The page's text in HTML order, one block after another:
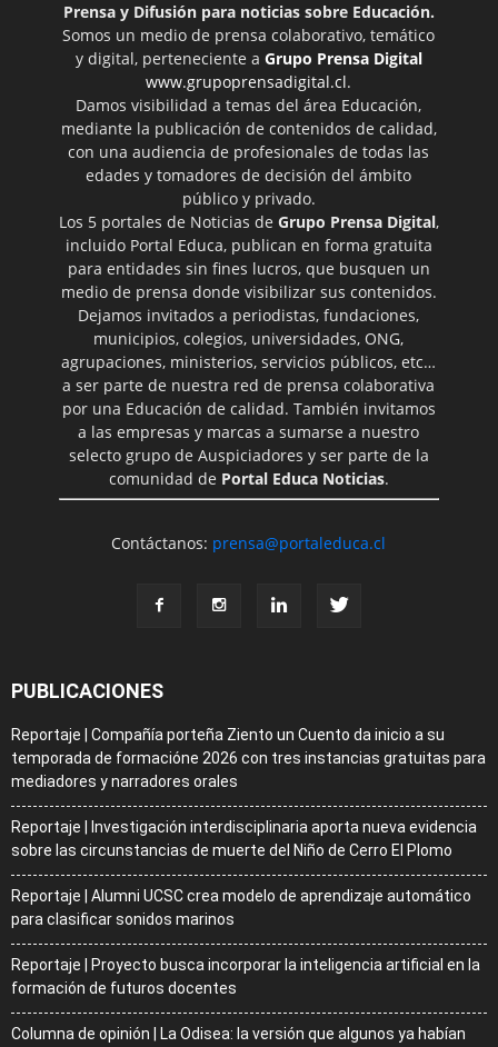
Prensa y Difusión para noticias sobre Educación.
Somos un medio de prensa colaborativo, temático
y digital, perteneciente a Grupo Prensa Digital
www.grupoprensadigital.cl.
Damos visibilidad a temas del área Educación,
mediante la publicación de contenidos de calidad,
con una audiencia de profesionales de todas las
edades y tomadores de decisión del ámbito
público y privado.
Los 5 portales de Noticias de Grupo Prensa Digital,
incluido Portal Educa, publican en forma gratuita
para entidades sin fines lucros, que busquen un
medio de prensa donde visibilizar sus contenidos.
Dejamos invitados a periodistas, fundaciones,
municipios, colegios, universidades, ONG,
agrupaciones, ministerios, servicios públicos, etc…
a ser parte de nuestra red de prensa colaborativa
por una Educación de calidad. También invitamos
a las empresas y marcas a sumarse a nuestro
selecto grupo de Auspiciadores y ser parte de la
comunidad de Portal Educa Noticias.
Contáctanos: prensa@portaleduca.cl
PUBLICACIONES
Reportaje | Compañía porteña Ziento un Cuento da inicio a su
temporada de formacióne 2026 con tres instancias gratuitas para
mediadores y narradores orales
Reportaje | Investigación interdisciplinaria aporta nueva evidencia
sobre las circunstancias de muerte del Niño de Cerro El Plomo
Reportaje | Alumni UCSC crea modelo de aprendizaje automático
para clasificar sonidos marinos
Reportaje | Proyecto busca incorporar la inteligencia artificial en la
formación de futuros docentes
Columna de opinión | La Odisea: la versión que algunos ya habían